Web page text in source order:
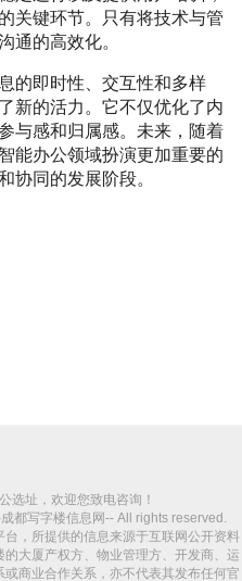
关键环节。只有将技术与管
通的高效化。
的即时性、交互性和多样
新的活力。它不仅优化了内
与感和归属感。未来，随着
能办公领域扮演更加重要的
协同的发展阶段。
选址，欢迎您致电咨询！
都写字楼信息网-- All rights reserved.
，所提供的信息来源于互联网公开资料
大厦产权方、物业管理方、开发商、运
商业合作关系，亦不代表其发布任何官